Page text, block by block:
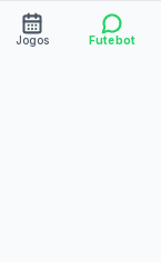
Jogos Futebot